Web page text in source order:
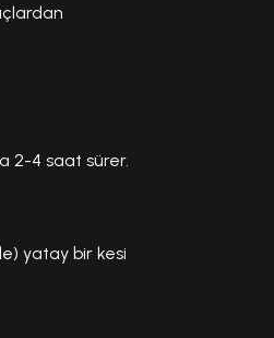
2-4 saat sürer.
yatay bir kesi